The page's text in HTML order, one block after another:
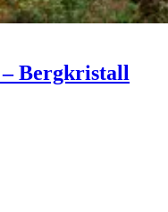
– Bergkristall